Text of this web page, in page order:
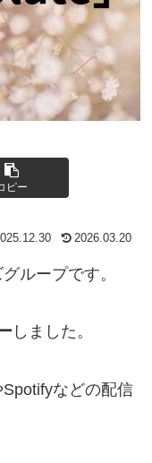
ピー
2026.03.20
ループです。
しました。
などの配信